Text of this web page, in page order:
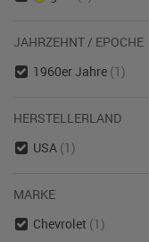
JAHRZEHNT / EPOCHE
1960er Jahre (1)
HERSTELLERLAND
USA (1)
MARKE
Chevrolet (1)